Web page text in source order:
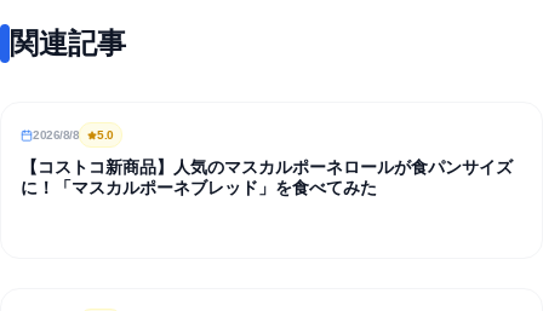
関連記事
REVIEW
2026/8/8 5.0
【コストコ新商品】人気のマスカルポーネロールが食パンサイズ
に！「マスカルポーネブレッド」を食べてみた